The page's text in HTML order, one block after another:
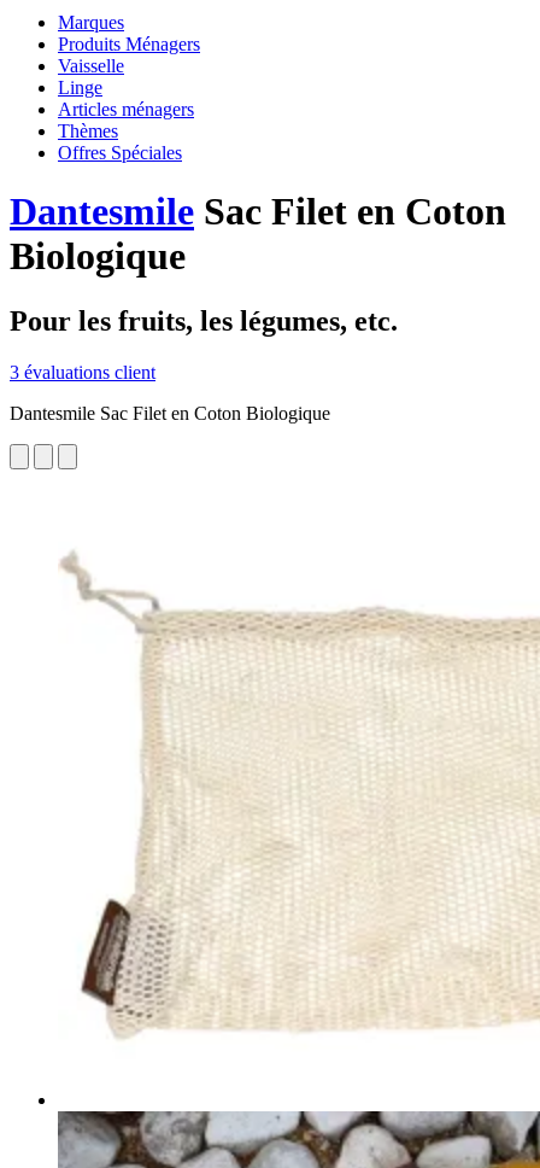
Marques
Produits Ménagers
Vaisselle
Linge
Articles ménagers
Thèmes
Offres Spéciales
Dantesmile Sac Filet en Coton
Biologique
Pour les fruits, les légumes, etc.
3 évaluations client
Dantesmile Sac Filet en Coton Biologique